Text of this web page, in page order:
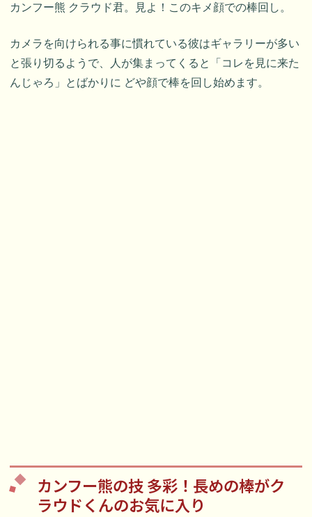
カンフー熊 クラウド君。見よ！このキメ顔での棒回し。
カメラを向けられる事に慣れている彼はギャラリーが多い
と張り切るようで、人が集まってくると「コレを見に来た
んじゃろ」とばかりに どや顔で棒を回し始めます。
カンフー熊の技 多彩！長めの棒がク
ラウドくんのお気に入り